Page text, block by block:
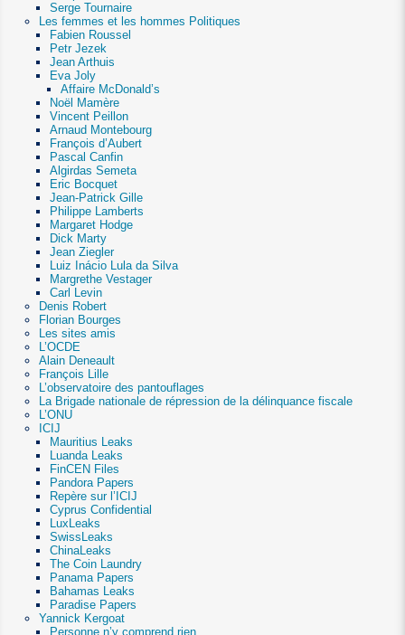
Serge Tournaire
Les femmes et les hommes Politiques
Fabien Roussel
Petr Jezek
Jean Arthuis
Eva Joly
Affaire McDonald’s
Noël Mamère
Vincent Peillon
Arnaud Montebourg
François d’Aubert
Pascal Canfin
Algirdas Semeta
Eric Bocquet
Jean-Patrick Gille
Philippe Lamberts
Margaret Hodge
Dick Marty
Jean Ziegler
Luiz Inácio Lula da Silva
Margrethe Vestager
Carl Levin
Denis Robert
Florian Bourges
Les sites amis
L’OCDE
Alain Deneault
François Lille
L’observatoire des pantouflages
La Brigade nationale de répression de la délinquance fiscale
L’ONU
ICIJ
Mauritius Leaks
Luanda Leaks
FinCEN Files
Pandora Papers
Repère sur l’ICIJ
Cyprus Confidential
LuxLeaks
SwissLeaks
ChinaLeaks
The Coin Laundry
Panama Papers
Bahamas Leaks
Paradise Papers
Yannick Kergoat
Personne n’y comprend rien